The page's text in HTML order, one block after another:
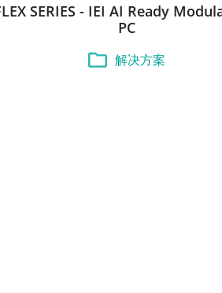
SERIES - IEI AI Ready
PC
解决方案